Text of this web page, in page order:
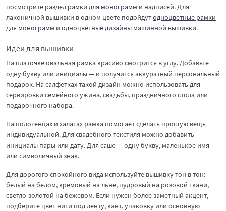
посмотрите раздел рамки для монограмм и надписей. Для
лаконичной вышивки в одном цвете подойдутодноцветные рамки
для монограмм и одноцветные дизайны машинной вышивки.
Идеи для вышивки
На платочке овальная рамка красиво смотрится в углу. Добавьте
одну букву или инициалы — и получится аккуратный персональный
подарок. На салфетках такой дизайн можно использовать для
сервировки семейного ужина, свадьбы, праздничного стола или
подарочного набора.
На полотенцах и халатах рамка помогает сделать простую вещь
индивидуальной. Для свадебного текстиля можно добавить
инициалы пары или дату. Для саше — одну букву, маленькое имя
или символичный знак.
Для дорогого спокойного вида используйте вышивку тон в тон:
белый на белом, кремовый на льне, пудровый на розовой ткани,
светло-золотой на бежевом. Если нужен более заметный акцент,
подберите цвет нити под ленту, кант, упаковку или основную